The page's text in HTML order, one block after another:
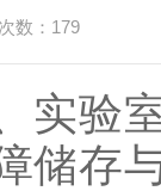
数：179
验室
储存